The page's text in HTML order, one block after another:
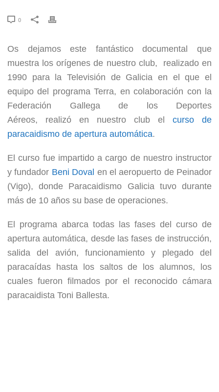
0
Os dejamos este fantástico documental que
muestra los orígenes de nuestro club, realizado en
1990 para la Televisión de Galicia en el que el
equipo del programa Terra, en colaboración con la
Federación Gallega de los Deportes
Aéreos, realizó en nuestro club el curso de
paracaidismo de apertura automática.
El curso fue impartido a cargo de nuestro instructor
y fundador Beni Doval en el aeropuerto de Peinador
(Vigo), donde Paracaidismo Galicia tuvo durante
más de 10 años su base de operaciones.
El programa abarca todas las fases del curso de
apertura automática, desde las fases de instrucción,
salida del avión, funcionamiento y plegado del
paracaídas hasta los saltos de los alumnos, los
cuales fueron filmados por el reconocido cámara
paracaidista Toni Ballesta.